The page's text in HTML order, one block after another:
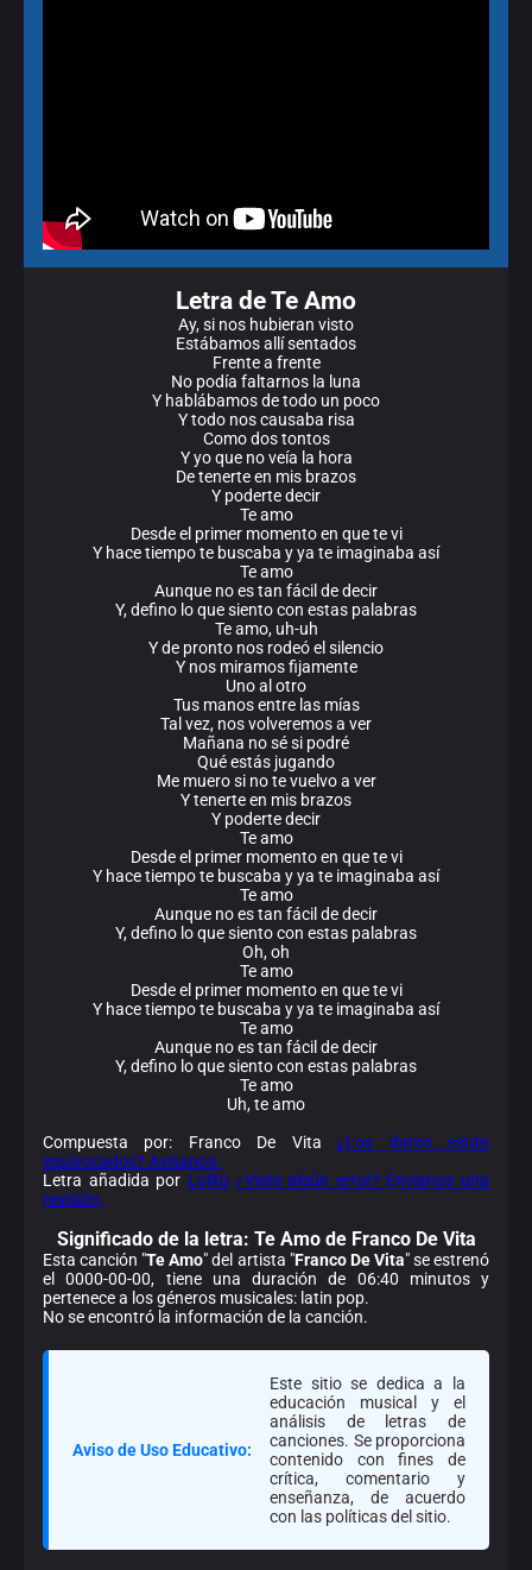
Letra de Te Amo
Ay, si nos hubieran visto
Estábamos allí sentados
Frente a frente
No podía faltarnos la luna
Y hablábamos de todo un poco
Y todo nos causaba risa
Como dos tontos
Y yo que no veía la hora
De tenerte en mis brazos
Y poderte decir
Te amo
Desde el primer momento en que te vi
Y hace tiempo te buscaba y ya te imaginaba así
Te amo
Aunque no es tan fácil de decir
Y, defino lo que siento con estas palabras
Te amo, uh-uh
Y de pronto nos rodeó el silencio
Y nos miramos fijamente
Uno al otro
Tus manos entre las mías
Tal vez, nos volveremos a ver
Mañana no sé si podré
Qué estás jugando
Me muero si no te vuelvo a ver
Y tenerte en mis brazos
Y poderte decir
Te amo
Desde el primer momento en que te vi
Y hace tiempo te buscaba y ya te imaginaba así
Te amo
Aunque no es tan fácil de decir
Y, defino lo que siento con estas palabras
Oh, oh
Te amo
Desde el primer momento en que te vi
Y hace tiempo te buscaba y ya te imaginaba así
Te amo
Aunque no es tan fácil de decir
Y, defino lo que siento con estas palabras
Te amo
Uh, te amo
Compuesta por: Franco De Vita¿Los datos están
equivocados? Avísanos.
Letra añadida por Lolito ¿Viste algún error? Envíanos una
revisión.
Significado de la letra: Te Amo de Franco De Vita
Esta canción "Te Amo" del artista "Franco De Vita" se estrenó
el 0000-00-00, tiene una duración de 06:40 minutos y
pertenece a los géneros musicales: latin pop.
No se encontró la información de la canción.
Aviso de Uso Educativo:
Este sitio se dedica a la
educación musical y el
análisis de letras de
canciones. Se proporciona
contenido con fines de
crítica, comentario y
enseñanza, de acuerdo
con las políticas del sitio.